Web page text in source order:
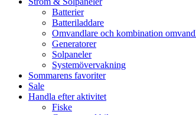
Batterier
Batteriladdare
Omvandlare och kombination
Generatorer
Solpaneler
Systemövervakning
Sommarens favoriter
Sale
Handla efter aktivitet
Fiske